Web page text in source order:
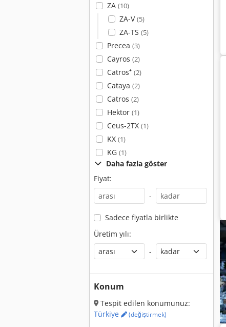
ZA (10)
ZA-V(5)
ZA-TS (5)
Precea (3)
Cayros (2)
Catros⁺ (2)
Cataya (2)
Catros (2)
Hektor (1)
Ceus-2TX (1)
KX (1)
KG (1)
Daha fazla göster
Fiyat:
-
Sadece fiyatla birlikte
Üretim yılı:
-
Konum
Tespit edilen konumunuz:
Türkiye
(değiştirmek)